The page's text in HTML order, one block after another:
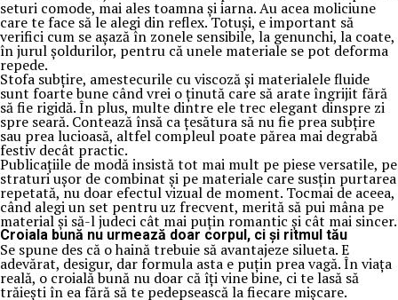
seturi comode, mai ales toamna și iarna. Au acea moliciune
care te face să le alegi din reflex. Totuși, e important să
verifici cum se așază în zonele sensibile, la genunchi, la coate,
în jurul șoldurilor, pentru că unele materiale se pot deforma
repede.
Stofa subțire, amestecurile cu viscoză și materialele fluide
sunt foarte bune când vrei o ținută care să arate îngrijit fără
să fie rigidă. În plus, multe dintre ele trec elegant dinspre zi
spre seară. Contează însă ca țesătura să nu fie prea subțire
sau prea lucioasă, altfel compleul poate părea mai degrabă
festiv decât practic.
Publicațiile de modă insistă tot mai mult pe piese versatile, pe
straturi ușor de combinat și pe materiale care susțin purtarea
repetată, nu doar efectul vizual de moment. Tocmai de aceea,
când alegi un set pentru uz frecvent, merită să pui mâna pe
material și să-l judeci cât mai puțin romantic și cât mai sincer.
Croiala bună nu urmează doar corpul, ci și ritmul tău
Se spune des că o haină trebuie să avantajeze silueta. E
adevărat, desigur, dar formula asta e puțin prea vagă. În viața
reală, o croială bună nu doar că îți vine bine, ci te lasă să
trăiești în ea fără să te pedepsească la fiecare mișcare.